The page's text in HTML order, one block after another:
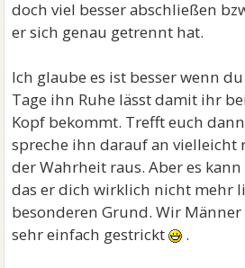
doch viel besser abschließen
er sich genau getrennt hat.
Ich glaube es ist besser wenn
Tage ihn Ruhe lässt damit ihr
Kopf bekommt. Trefft euch
spreche ihn darauf an vielleicht
der Wahrheit raus. Aber es
das er dich wirklich nicht mehr
besonderen Grund. Wir
sehr einfach gestrickt
.